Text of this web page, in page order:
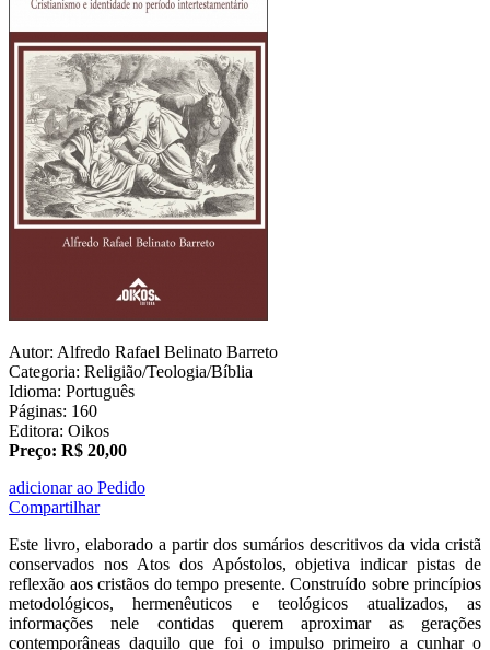
Autor: Alfredo Rafael Belinato Barreto
Categoria: Religião/Teologia/Bíblia
Idioma: Português
Páginas: 160
Editora: Oikos
Preço: R$ 20,00
adicionar ao Pedido
Compartilhar
Este livro, elaborado a partir dos sumários descritivos da vida cristã
conservados nos Atos dos Apóstolos, objetiva indicar pistas de
reflexão aos cristãos do tempo presente. Construído sobre princípios
metodológicos, hermenêuticos e teológicos atualizados, as
informações nele contidas querem aproximar as gerações
contemporâneas daquilo que foi o impulso primeiro a cunhar o